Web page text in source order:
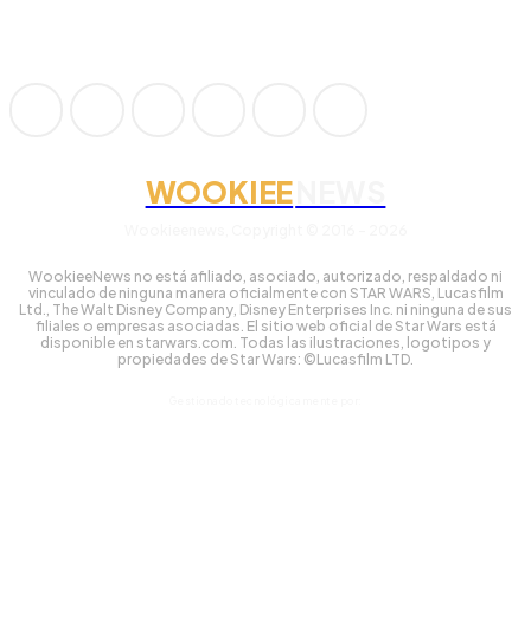
WOOKIEE
WookieeNews no está afiliado, asociado, autorizado, respaldado ni
vinculado de ninguna manera oficialmente con STAR WARS, Lucasfilm
Ltd., The Walt Disney Company, Disney Enterprises Inc. ni ninguna de sus
filiales o empresas asociadas. El sitio web oficial de Star Wars está
disponible en starwars.com. Todas las ilustraciones, logotipos y
propiedades de Star Wars: ©Lucasfilm LTD.